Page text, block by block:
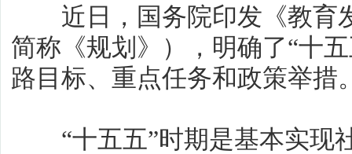
近日，国务院印发《教育
简称《规划》），明确了“十
路目标、重点任务和政策举措
“十五五”时期是基本实现